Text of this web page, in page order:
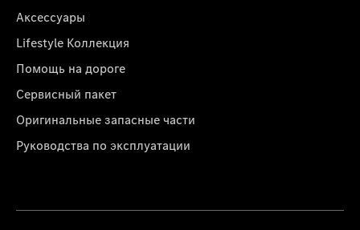
Аксессуары
Lifestyle Коллекция
Помощь на дороге
Сервисный пакет
Оригинальные запасные части
Руководства по эксплуатации